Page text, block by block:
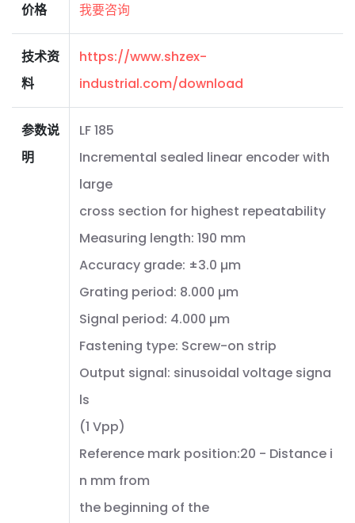
价格 我要咨询
技术资
料
https://www.shzex-
industrial.com/download
参数说
明
LF 185
Incremental sealed linear encoder with
large
cross section for highest repeatability
Measuring length: 190 mm
Accuracy grade: ±3.0 µm
Grating period: 8.000 µm
Signal period: 4.000 µm
Fastening type: Screw-on strip
Output signal: sinusoidal voltage signa
ls
(1 Vpp)
Reference mark position:20 - Distance i
n mm from
the beginning of the